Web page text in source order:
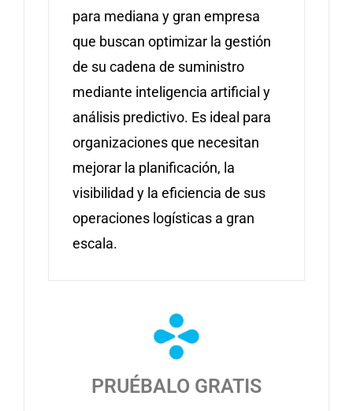
para mediana y gran empresa
que buscan optimizar la gestión
de su cadena de suministro
mediante inteligencia artificial y
análisis predictivo. Es ideal para
organizaciones que necesitan
mejorar la planificación, la
visibilidad y la eficiencia de sus
operaciones logísticas a gran
escala.
PRUÉBALO GRATIS